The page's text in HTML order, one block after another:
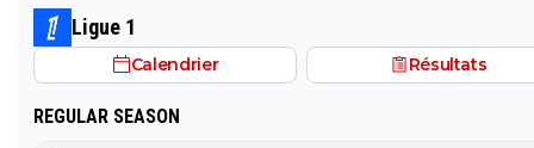
Ligue 1
Calendrier Résultats
REGULAR SEASON